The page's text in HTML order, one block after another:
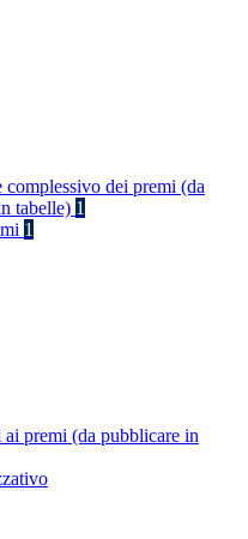
complessivo dei premi (da
tabelle) 1
1
premi (da pubblicare in